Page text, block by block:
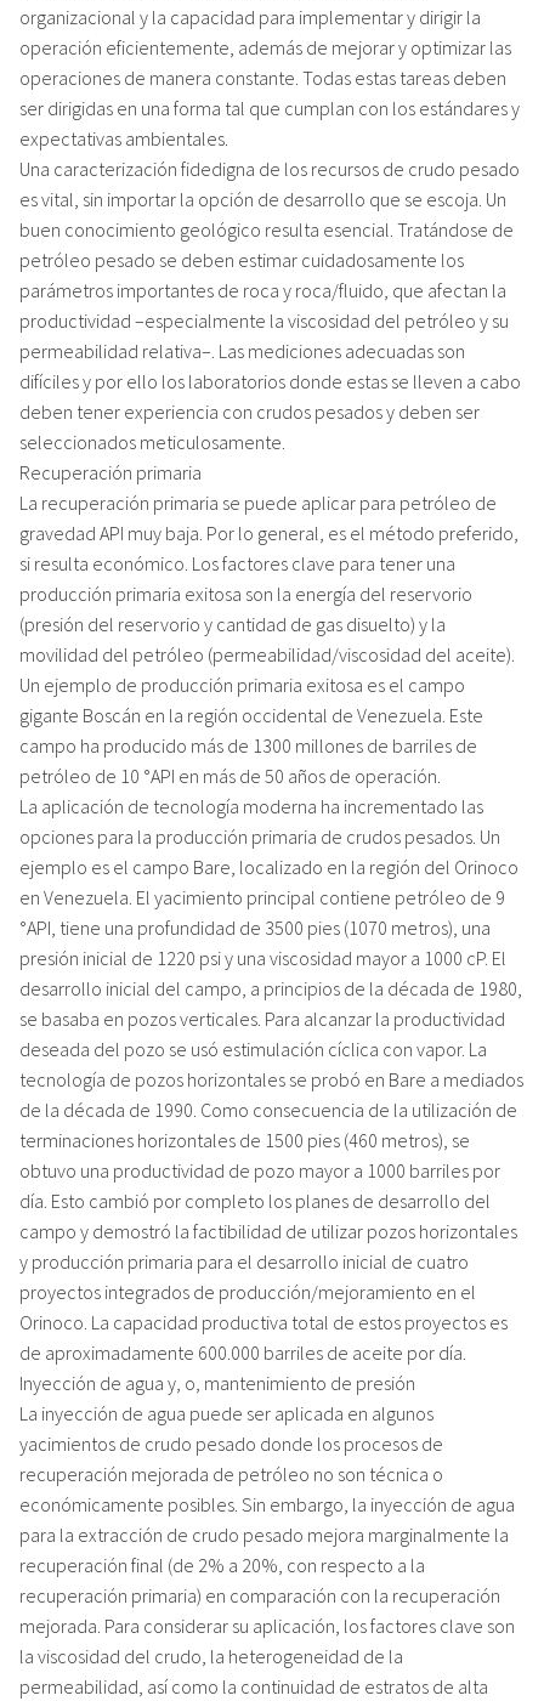
organizacional y la capacidad para implementar y dirigir la
operación eficientemente, además de mejorar y optimizar las
operaciones de manera constante. Todas estas tareas deben
ser dirigidas en una forma tal que cumplan con los estándares y
expectativas ambientales.
Una caracterización fidedigna de los recursos de crudo pesado
es vital, sin importar la opción de desarrollo que se escoja. Un
buen conocimiento geológico resulta esencial. Tratándose de
petróleo pesado se deben estimar cuidadosamente los
parámetros importantes de roca y roca/fluido, que afectan la
productividad –especialmente la viscosidad del petróleo y su
permeabilidad relativa–. Las mediciones adecuadas son
difíciles y por ello los laboratorios donde estas se lleven a cabo
deben tener experiencia con crudos pesados y deben ser
seleccionados meticulosamente.
Recuperación primaria
La recuperación primaria se puede aplicar para petróleo de
gravedad API muy baja. Por lo general, es el método preferido,
si resulta económico. Los factores clave para tener una
producción primaria exitosa son la energía del reservorio
(presión del reservorio y cantidad de gas disuelto) y la
movilidad del petróleo (permeabilidad/viscosidad del aceite).
Un ejemplo de producción primaria exitosa es el campo
gigante Boscán en la región occidental de Venezuela. Este
campo ha producido más de 1300 millones de barriles de
petróleo de 10 °API en más de 50 años de operación.
La aplicación de tecnología moderna ha incrementado las
opciones para la producción primaria de crudos pesados. Un
ejemplo es el campo Bare, localizado en la región del Orinoco
en Venezuela. El yacimiento principal contiene petróleo de 9
°API, tiene una profundidad de 3500 pies (1070 metros), una
presión inicial de 1220 psi y una viscosidad mayor a 1000 cP. El
desarrollo inicial del campo, a principios de la década de 1980,
se basaba en pozos verticales. Para alcanzar la productividad
deseada del pozo se usó estimulación cíclica con vapor. La
tecnología de pozos horizontales se probó en Bare a mediados
de la década de 1990. Como consecuencia de la utilización de
terminaciones horizontales de 1500 pies (460 metros), se
obtuvo una productividad de pozo mayor a 1000 barriles por
día. Esto cambió por completo los planes de desarrollo del
campo y demostró la factibilidad de utilizar pozos horizontales
y producción primaria para el desarrollo inicial de cuatro
proyectos integrados de producción/mejoramiento en el
Orinoco. La capacidad productiva total de estos proyectos es
de aproximadamente 600.000 barriles de aceite por día.
Inyección de agua y, o, mantenimiento de presión
La inyección de agua puede ser aplicada en algunos
yacimientos de crudo pesado donde los procesos de
recuperación mejorada de petróleo no son técnica o
económicamente posibles. Sin embargo, la inyección de agua
para la extracción de crudo pesado mejora marginalmente la
recuperación final (de 2% a 20%, con respecto a la
recuperación primaria) en comparación con la recuperación
mejorada. Para considerar su aplicación, los factores clave son
la viscosidad del crudo, la heterogeneidad de la
permeabilidad, así como la continuidad de estratos de alta